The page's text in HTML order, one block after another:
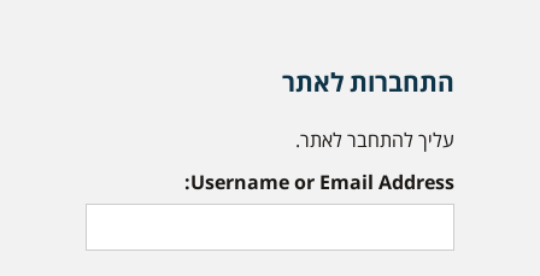
התחברות לאתר
עליך להתחבר לאתר.
Username or Email Address: